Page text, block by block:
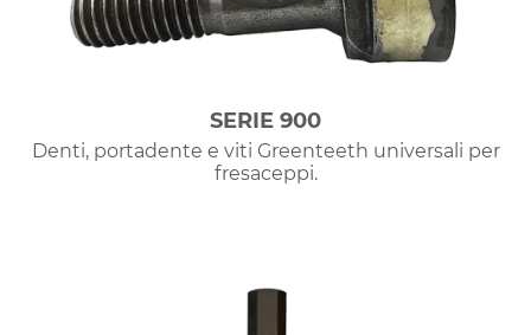
SERIE 900
Denti, portadente e viti Greenteeth universali per
fresaceppi.